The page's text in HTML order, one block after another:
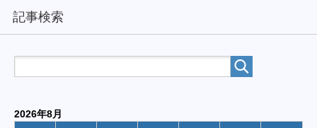
記事検索
2026年8月